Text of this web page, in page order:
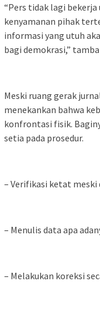
“Pers tidak lagi
kenyamanan pihak
informasi yang utuh
bagi demokrasi,”
Meski ruang gerak
menekankan bahwa
konfrontasi fisik.
setia pada prosedur.
– Verifikasi ketat
– Menulis data apa
– Melakukan koreksi